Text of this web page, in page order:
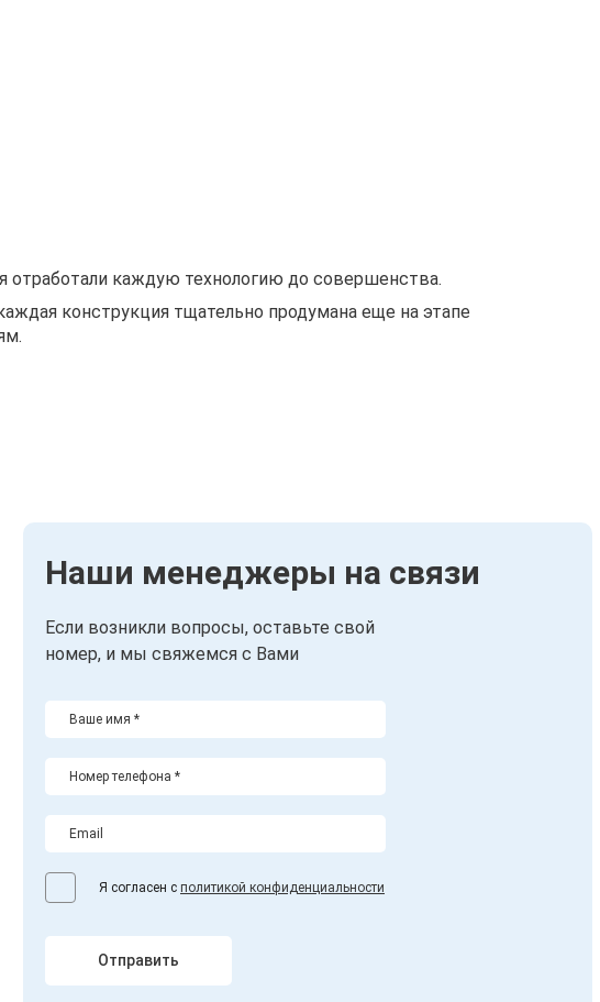
каждую технологию до совершенства.
конструкция тщательно продумана еще на этапе
Наши менеджеры на связи
Если возникли вопросы, оставьте свой
номер, и мы свяжемся с Вами
Я согласен с политикой конфиденциальности
Отправить